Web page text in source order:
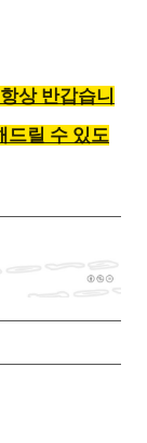
상 반갑습니
드릴 수 있도